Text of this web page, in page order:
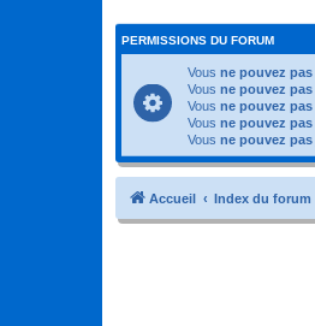
PERMISSIONS DU FORUM
Vous ne pouvez pas
Vous ne pouvez pas
Vous ne pouvez pas
Vous ne pouvez pas
Vous ne pouvez pas
Accueil Index du forum